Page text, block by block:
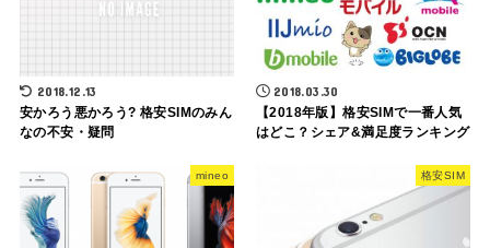
2018.12.13
安かろう悪かろう? 格安SIMのみん
なの不安・疑問
2018.03.30
【2018年版】格安SIMで一番人気
はどこ？シェア&満足度ランキング
mineo 格安SIM